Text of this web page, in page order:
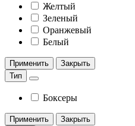
Желтый
Зеленый
Оранжевый
Белый
Применить
Закрыть
Тип
Боксеры
Применить
Закрыть